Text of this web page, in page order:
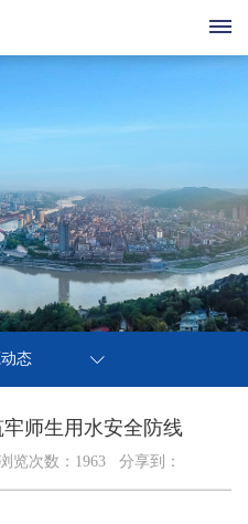
态
师生用水安全防线
览次数： 1963 分享到：